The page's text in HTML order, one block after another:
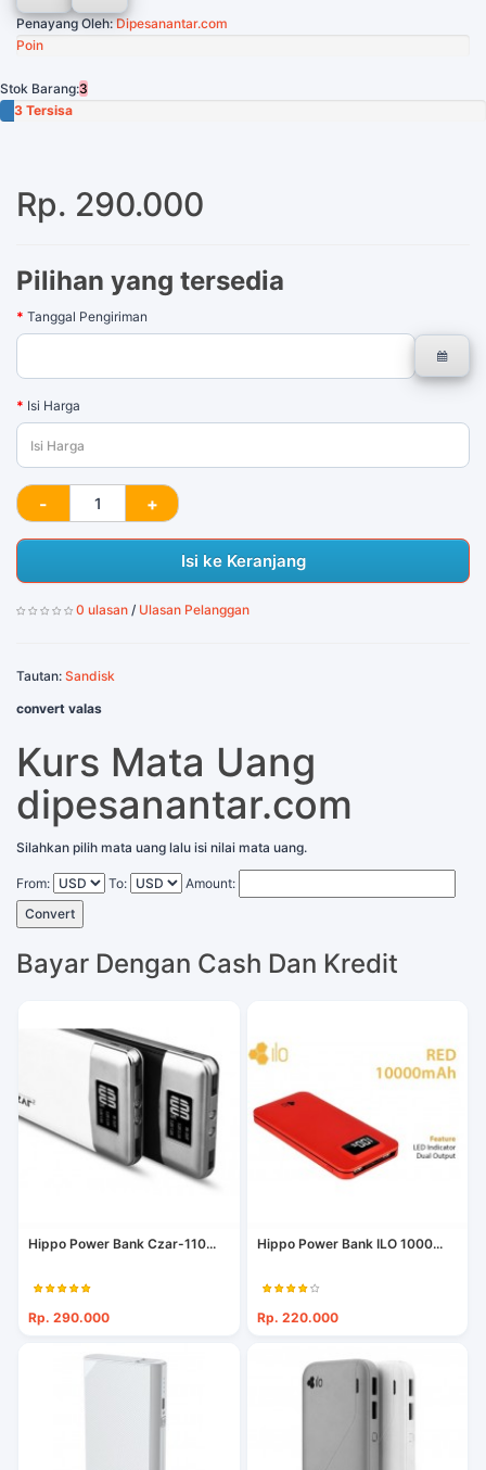
Penayang Oleh:Dipesanantar.com
Poin
Stok Barang:3
3 Tersisa
Rp. 290.000
Pilihan yang tersedia
Tanggal Pengiriman
Isi Harga
Isi ke Keranjang
0 ulasan / Ulasan Pelanggan
Tautan: Sandisk
convert valas
Kurs Mata Uang
dipesanantar.com
Silahkan pilih mata uang lalu isi nilai mata uang.
From: To:
Amount:
Convert
Bayar Dengan Cash Dan Kredit
Hippo Power Bank Czar-110...
Rp. 290.000
Hippo Power Bank ILO 1000...
Rp. 220.000